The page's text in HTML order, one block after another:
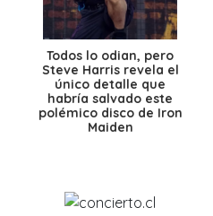
Todos lo odian, pero
Steve Harris revela el
único detalle que
habría salvado este
polémico disco de Iron
Maiden